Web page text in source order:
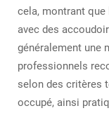
cela, montrant
avec des
généralement une
professionnels
selon des critères
occupé, ainsi